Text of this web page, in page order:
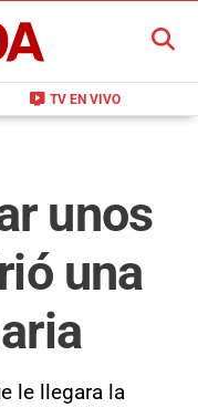
live_tv TV EN VIVO
BUSCAR
unos
una
le llegara la